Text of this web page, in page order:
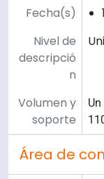
Fecha(s)
Nivel de
descripció
n
Volumen y
soporte
Área de